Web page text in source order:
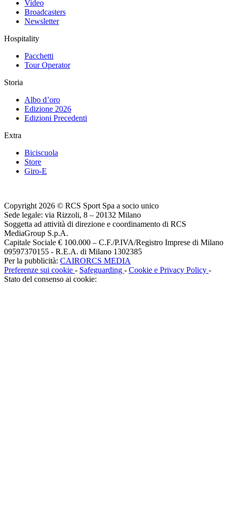
Video
Broadcasters
Newsletter
Hospitality
Pacchetti
Tour Operator
Storia
Albo d’oro
Edizione 2026
Edizioni Precedenti
Extra
Biciscuola
Store
Giro-E
Copyright 2026 © RCS Sport Spa a socio unico
Sede legale: via Rizzoli, 8 – 20132 Milano
Soggetta ad attività di direzione e coordinamento di RCS
MediaGroup S.p.A.
Capitale Sociale € 100.000 – C.F./P.IVA/Registro Imprese di Milano
09597370155 - R.E.A. di Milano 1302385
Per la pubblicità: CAIRORCS MEDIA
Preferenze sui cookie - Safeguarding - Cookie e Privacy Policy -
Stato del consenso ai cookie: